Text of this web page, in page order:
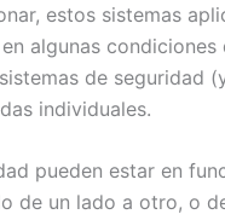
estos sistemas
algunas condiciones
de seguridad
individuales.
pueden estar en
de un lado a otro, o